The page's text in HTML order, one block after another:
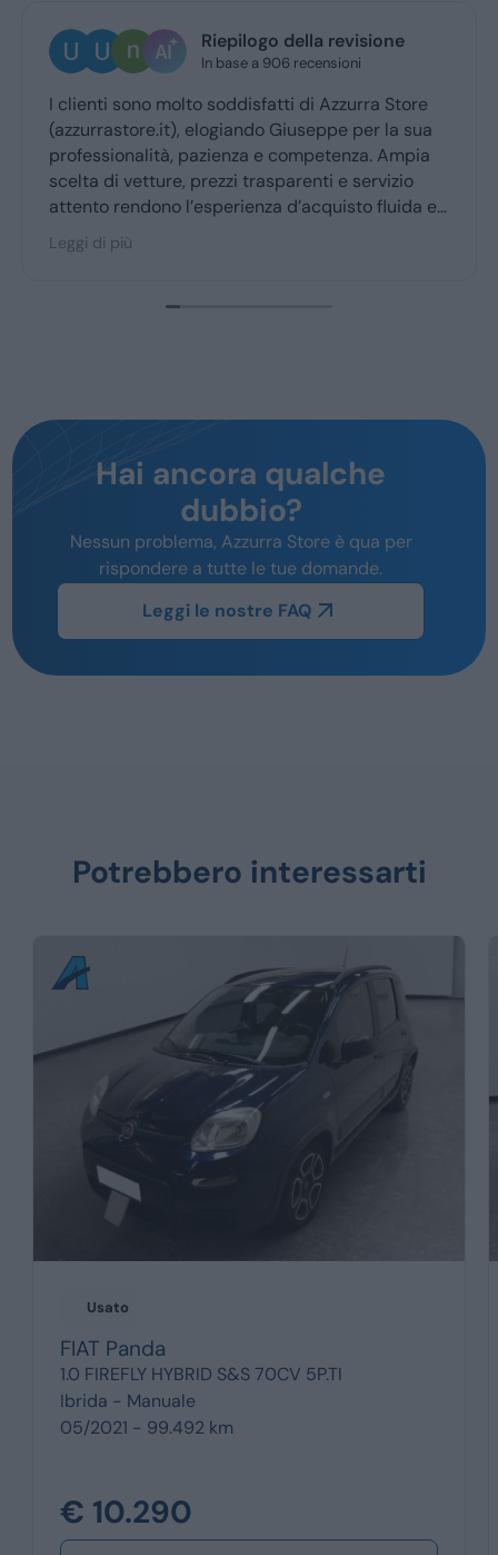
Riepilogo della revisione
In base a 906 recensioni
sono molto soddisfatti di Azzurra Store
elogiando Giuseppe per la sua
pazienza e competenza. Ampia
di vetture, prezzi trasparenti e servizio
rendono l’esperienza d’acquisto fluida e
per la maggior parte degli utenti.
di più
Hai ancora qualche
dubbio?
Nessun problema, Azzurra Store è qua per
rispondere a tutte le tue domande.
Leggi le nostre FAQ
Potrebbero interessarti
Usato
FIAT Panda
1.0 FIREFLY HYBRID S&S 70CV 5P.TI
Ibrida - Manuale
05/2021 - 99.492 km
€ 10.290